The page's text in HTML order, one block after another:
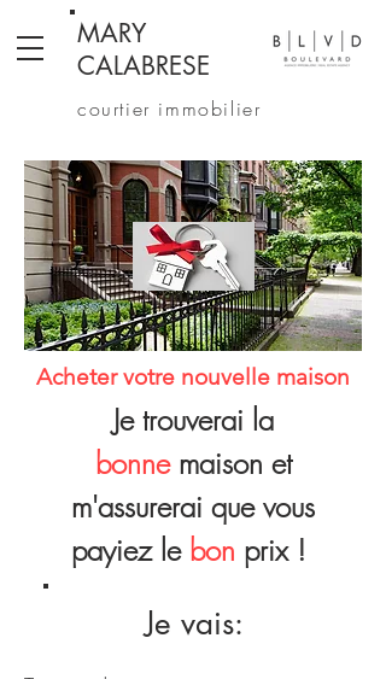
MARY
CALABRESE
courtier immobilier
Acheter votre nouvelle maison
Je trouverai la
bonnemaison et
m'assurerai que vous
payiez le bon prix !
Je vais: